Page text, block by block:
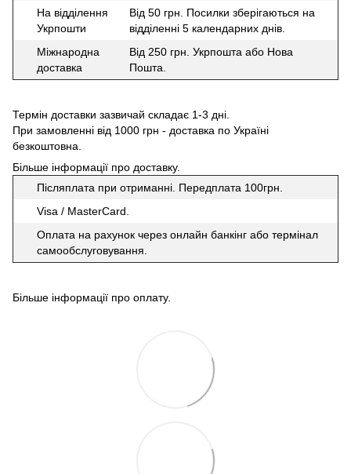
На відділення
Укрпошти
Від 50 грн. Посилки зберігаються на
відділенні 5 календарних днів.
Міжнародна
доставка
Від 250 грн. Укрпошта або Нова
Пошта.
Термін доставки зазвичай складає 1-3 дні.
При замовленні від 1000 грн - доставка по Україні
безкоштовна.
Більше інформації про доставку.
Післяплата при отриманні. Передплата 100грн.
Visa / MasterCard.
Оплата на рахунок через онлайн банкінг або термінал
самообслуговування.
Більше інформації про оплату.